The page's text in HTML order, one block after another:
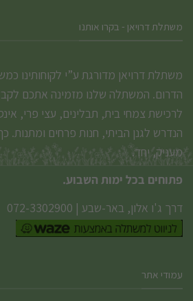
משתלת דרויאן - בקרו אותנו
משתלת דרויאן מדורגת ע”י לקוחותינו
הדרום. המשתלה שלנו מזמינה אתכם
לרכישת צמחי בית, תבלינים, עצי פרי,
הנדרש לגנן הביתי, חנות פרחים ומתנות.
מעניק, יחד.
פתוחים בכל ימות השבוע.
דרך ג'ו אלון, באר-שבע |
072-3302900
עמודי אתר